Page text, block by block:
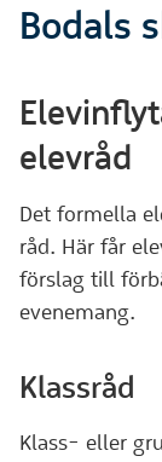
Bodals
elevråd
Det formella
råd. Här får
förslag till
evenemang.
Klassråd
Klass- eller